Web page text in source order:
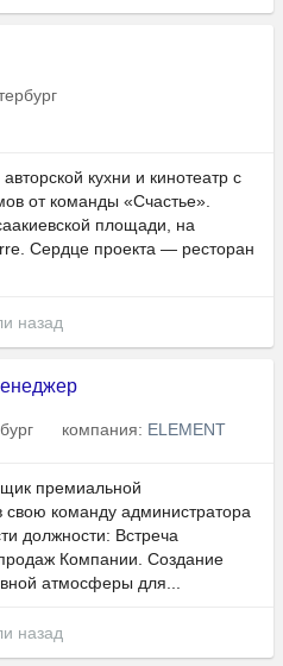
кухни и кинотеатр с
от команды «Счастье».
площади, на
Сердце проекта — ресторан
назад
компания: ELEMENT
премиальной
свою команду администратора
должности: Встреча
Компании. Создание
атмосферы для...
назад